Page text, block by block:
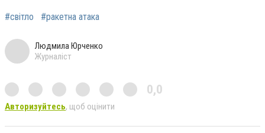
#світло #ракетна атака
Людмила Юрченко
Журналіст
0,0
Авторизуйтесь, щоб оцінити